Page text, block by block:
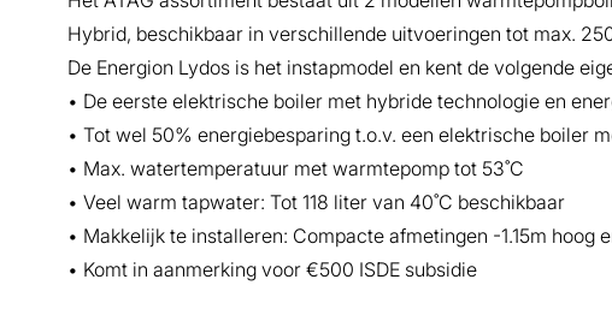
Hybrid, beschikbaar in verschillende uitvoeringen tot max.
De Energion Lydos is het instapmodel en kent de volgende
• De eerste elektrische boiler met hybride technologie en
• Tot wel 50% energiebesparing t.o.v. een elektrische boiler
• Max. watertemperatuur met warmtepomp tot 53˚C
• Veel warm tapwater: Tot 118 liter van 40˚C beschikbaar
• Makkelijk te installeren: Compacte afmetingen -1.15m hoog
• Komt in aanmerking voor €500 ISDE subsidie